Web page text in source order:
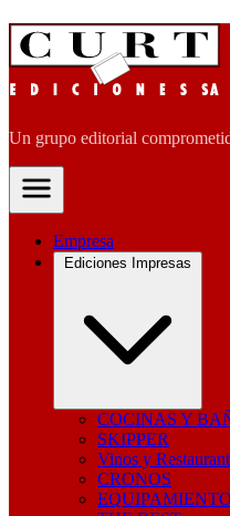
Un grupo editorial
Empresa
Ediciones Impresas
COCINAS Y
SKIPPER
Vinos y
CRONOS